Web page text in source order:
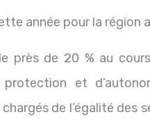
année pour la
près de 20 % au
protection et
de l’égalité des